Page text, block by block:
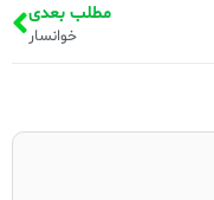
مطلب بعدی
خوانسار